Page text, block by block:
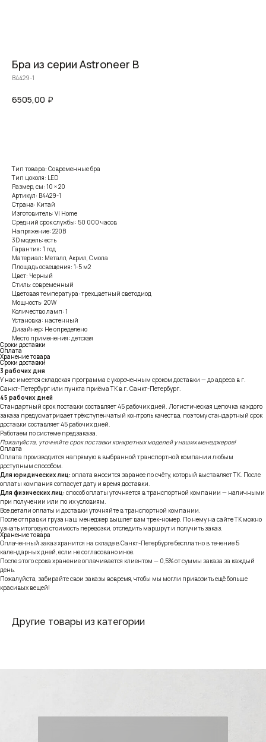
Бра из серии Astroneer B
B4429-1
6505,00 ₽
Тип товара: Современные бра
Тип цоколя: LED
Размер, см: 10 × 20
Артикул: B4429-1
Страна: Китай
Изготовитель: VI Home
Средний срок службы: 50 000 часов
Напряжение: 220В
3D модель: есть
Гарантия: 1 год
Материал: Металл, Акрил, Смола
Площадь освещения: 1-5 м2
Цвет: Черный
Стиль: современный
Цветовая температура: трехцветный светодиод
Мощность: 20W
Количество ламп: 1
Установка: настенный
Дизайнер: Не определено
Место применения: детская
Сроки доставки
Оплата
Хранение товара
Сроки доставки
3 рабочих дня
У нас имеется складская программа с укороченным сроком доставки — до адреса в г.
Санкт-Петербург или пункта приёма ТК в г. Санкт-Петербург.
45 рабочих дней
Стандартный срок поставки составляет 45 рабочих дней. Логистическая цепочка каждого
заказа предусматривает трёхступенчатый контроль качества, поэтому стандартный срок
доставки составляет 45 рабочих дней.
Работаем по системе предзаказа.
Пожалуйста, уточняйте срок поставки конкретных моделей у наших менеджеров!
Оплата
Оплата производится напрямую в выбранной транспортной компании любым
доступным способом.
Для юридических лиц: оплата вносится заранее по счёту, который выставляет ТК. После
оплаты компания согласует дату и время доставки.
Для физических лиц: способ оплаты уточняется в транспортной компании — наличными
при получении или по их условиям.
Все детали оплаты и доставки уточняйте в транспортной компании.
После отправки груза наш менеджер вышлет вам трек-номер. По нему на сайте ТК можно
узнать итоговую стоимость перевозки, отследить маршрут и получить заказ.
Хранение товара
Оплаченный заказ хранится на складе в Санкт-Петербурге бесплатно в течение 5
календарных дней, если не согласовано иное.
После этого срока хранение оплачивается клиентом — 0,5% от суммы заказа за каждый
день.
Пожалуйста, забирайте свои заказы вовремя, чтобы мы могли привозить ещё больше
красивых вещей!
Другие товары из категории